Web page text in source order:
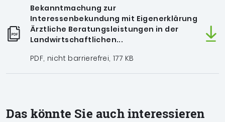
Bekanntmachung zur
Interessenbekundung mit Eigenerklärung
Ärztliche Beratungsleistungen in der
Landwirtschaftlichen...
PDF, nicht barrierefrei, 177 KB
Das könnte Sie auch interessieren